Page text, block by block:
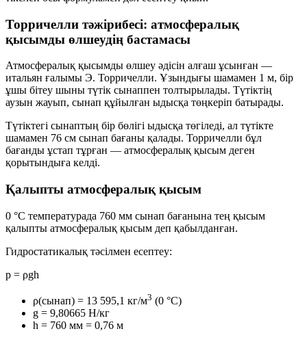
Торричелли тәжірибесі: атмосфералық
қысымды өлшеудің бастамасы
Атмосфералық қысымды өлшеу әдісін алғаш ұсынған —
итальян ғалымы Э. Торричелли. Ұзындығы шамамен 1 м, бір
ұшы бітеу шыны түтік сынаппен толтырылады. Түтіктің
аузын жауып, сынап құйылған ыдысқа төңкеріп батырады.
Түтіктегі сынаптың бір бөлігі ыдысқа төгіледі, ал түтікте
шамамен 76 см сынап бағаны қалады. Торричелли бұл
бағанды ұстап тұрған — атмосфералық қысым деген
қорытындыға келді.
Қалыпты атмосфералық қысым
0 °C температурада 760 мм сынап бағанына тең қысым
қалыпты атмосфералық қысым деп қабылданған.
Гидростатикалық тәсілмен есептеу:
p = ρgh
ρ(сынап) = 13 595,1 кг/м3 (0 °C)
g = 9,80665 Н/кг
h = 760 мм = 0,76 м